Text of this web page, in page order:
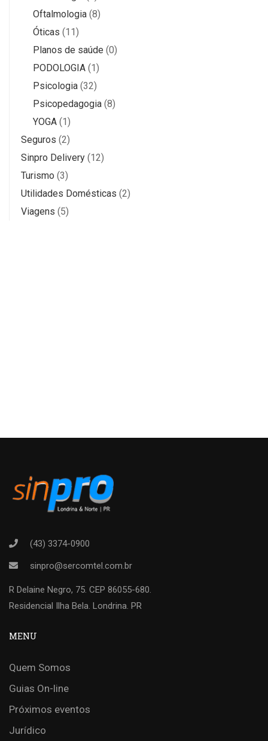
Oftalmologia (8)
Óticas (11)
Planos de saúde (0)
PODOLOGIA (1)
Psicologia (32)
Psicopedagogia (8)
YOGA (1)
Seguros (2)
Sinpro Delivery (12)
Turismo (3)
Utilidades Domésticas (2)
Viagens (5)
(43) 3374-0900
sinpro@sercomtel.com.br
R Delaine Negro, 75. CEP 86055-680.
Residencial Ilha Bela. Londrina. PR
MENU
Quem Somos
Guias On-line
Próximos eventos
Jurídico